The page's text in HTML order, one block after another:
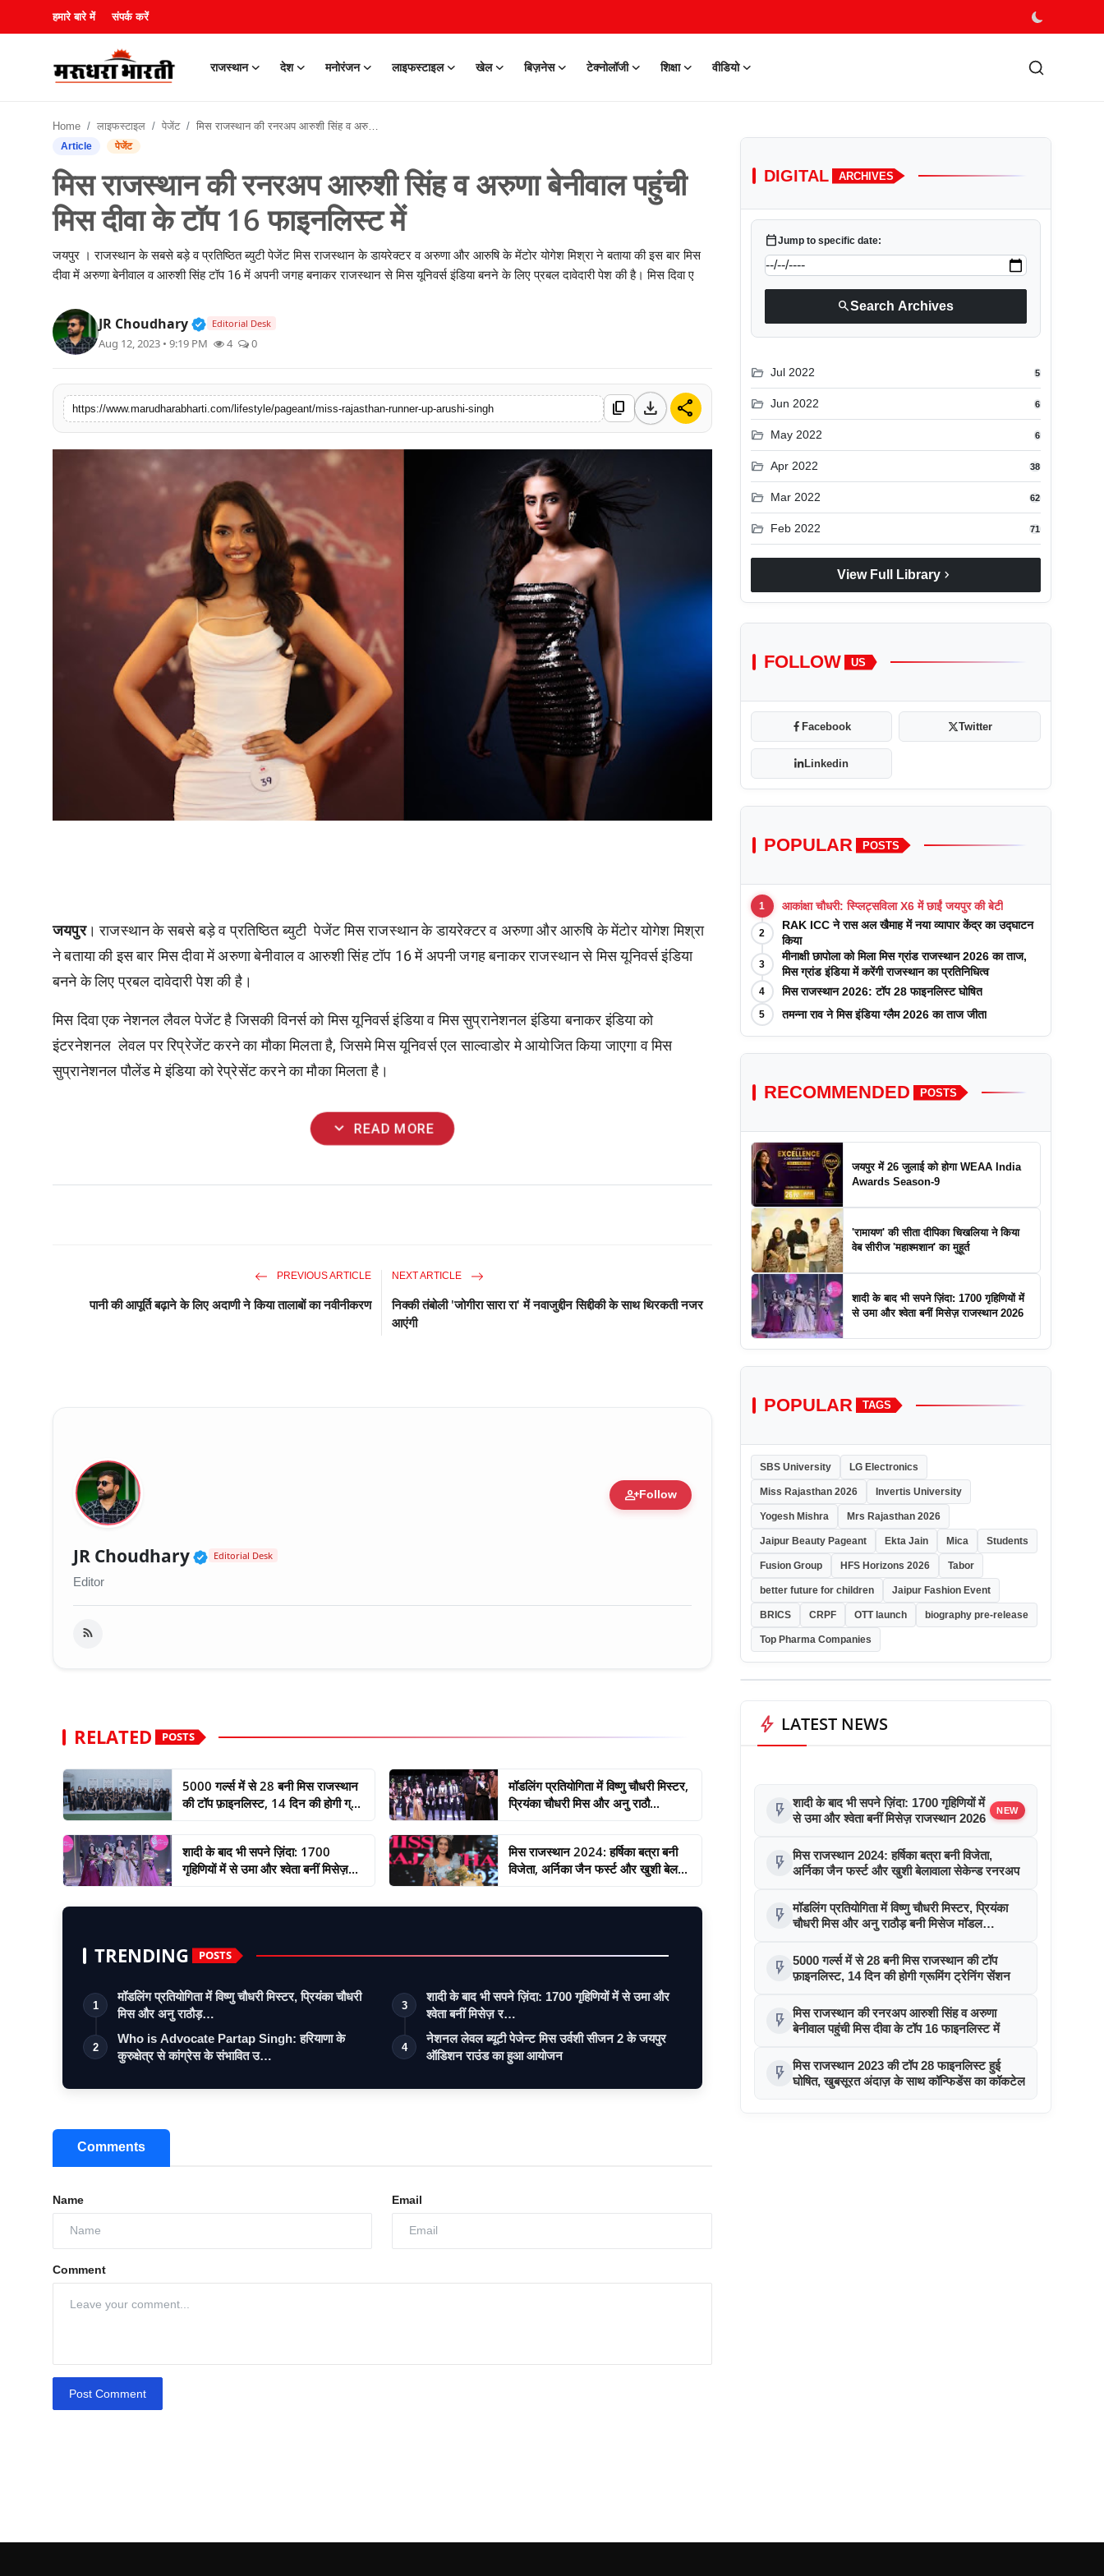
हमारे बारे में संपर्क करें
राजस्थान देश मनोरंजन लाइफस्टाइल खेल बिज़नेस टेक्नोलॉजी शिक्षा वीडियो
लाइफस्टाइल
टेक्नोलॉजी
Home लाइफस्टाइल पेजेंट मिस राजस्थान की रनरअप आरुशी सिंह व अरुणा बेनीवाल पहुंची मिस दीवा के टॉप 16 फाइनलिस्ट में
Article पेजेंट
मिस राजस्थान की रनरअप आरुशी सिंह व अरुणा बेनीवाल पहुंची
मिस दीवा के टॉप 16 फाइनलिस्ट में
जयपुर । राजस्थान के सबसे बड़े व प्रतिष्ठित ब्युटी पेजेंट मिस राजस्थान के डायरेक्टर व अरुणा और आरुषि के मेंटोर योगेश मिश्रा ने बताया की इस बार मिस
दीवा में अरुणा बेनीवाल व आरुशी सिंह टॉप 16 में अपनी जगह बनाकर राजस्थान से मिस यूनिवर्स इंडिया बनने के लिए प्रबल दावेदारी पेश की है। मिस दिवा ए
JR Choudhary Verified Public Figure • 30 Mar, 2026
Editorial Desk
Aug 12, 2023 • 9:19 PM 4 0
https://www.marudharabharti.com/lifestyle/pageant/miss-rajasthan-runner-up-arushi-singh content_copy download share
जयपुर। राजस्थान के सबसे बड़े व प्रतिष्ठित ब्युटी पेजेंट मिस राजस्थान के डायरेक्टर व अरुणा और आरुषि के मेंटोर योगेश मिश्रा
ने बताया की इस बार मिस दीवा में अरुणा बेनीवाल व आरुशी सिंह टॉप 16 में अपनी जगह बनाकर राजस्थान से मिस यूनिवर्स इंडिया
बनने के लिए प्रबल दावेदारी पेश की है।
मिस दिवा एक नेशनल लैवल पेजेंट है जिसकी विनर्स को मिस यूनिवर्स इंडिया व मिस सुप्रानेशनल इंडिया बनाकर इंडिया को
इंटरनेशनल लेवल पर रिप्रेजेंट करने का मौका मिलता है, जिसमे मिस यूनिवर्स एल साल्वाडोर मे आयोजित किया जाएगा व मिस
सुप्रानेशनल पौलेंड मे इंडिया को रेप्रेसेंट करने का मौका मिलता है।
expand_more READ MORE
PREVIOUS ARTICLE
पानी की आपूर्ति बढ़ाने के लिए अदाणी ने किया तालाबों का नवीनीकरण
NEXT ARTICLE
निक्की तंबोली 'जोगीरा सारा रा' में नवाजुद्दीन सिद्दीकी के साथ थिरकती नजर
आएंगी
person_addFollow
JR Choudhary Verified Public Figure • 30 Mar, 2026
Editorial Desk
Editor
RELATED POSTS
5000 गर्ल्स में से 28 बनी मिस राजस्थान
की टॉप फ़ाइनलिस्ट, 14 दिन की होगी ग्...
मॉडलिंग प्रतियोगिता में विष्णु चौधरी मिस्टर,
प्रियंका चौधरी मिस और अनु राठौ...
शादी के बाद भी सपने ज़िंदा: 1700
गृहिणियों में से उमा और श्वेता बनीं मिसेज़...
मिस राजस्थान 2024: हर्षिका बत्रा बनी
विजेता, अर्निका जैन फर्स्ट और खुशी बेल...
TRENDING POSTS
1
मॉडलिंग प्रतियोगिता में विष्णु चौधरी मिस्टर, प्रियंका चौधरी
मिस और अनु राठौड़…
2
Who is Advocate Partap Singh: हरियाणा के
कुरुक्षेत्र से कांग्रेस के संभावित उ…
3
शादी के बाद भी सपने ज़िंदा: 1700 गृहिणियों में से उमा और
श्वेता बनीं मिसेज़ र…
4
नेशनल लेवल ब्यूटी पेजेन्ट मिस उर्वशी सीजन 2 के जयपुर
ऑडिशन राउंड का हुआ आयोजन
Comments
Name Email
Comment
Post Comment
DIGITAL ARCHIVES
calendar_todayJump to specific date:
searchSearch Archives
folder_open Jul 2022 5
folder_open Jun 2022 6
folder_open May 2022 6
folder_open Apr 2022 38
folder_open Mar 2022 62
folder_open Feb 2022 71
View Full Library chevron_right
FOLLOW US
Facebook Twitter
Linkedin
POPULAR POSTS
1 आकांक्षा चौधरी: स्प्लिट्सविला X6 में छाईं जयपुर की बेटी
2
RAK ICC ने रास अल खैमाह में नया व्यापार केंद्र का उद्घाटन
किया
3
मीनाक्षी छापोला को मिला मिस ग्रांड राजस्थान 2026 का ताज,
मिस ग्रांड इंडिया में करेंगी राजस्थान का प्रतिनिधित्व
4 मिस राजस्थान 2026: टॉप 28 फाइनलिस्ट घोषित
5 तमन्ना राव ने मिस इंडिया ग्लैम 2026 का ताज जीता
RECOMMENDED POSTS
जयपुर में 26 जुलाई को होगा WEAA India
Awards Season-9
'रामायण' की सीता दीपिका चिखलिया ने किया
वेब सीरीज 'महाश्मशान' का मुहूर्त
शादी के बाद भी सपने ज़िंदा: 1700 गृहिणियों में
से उमा और श्वेता बनीं मिसेज़ राजस्थान 2026
POPULAR TAGS
SBS University LG Electronics
Miss Rajasthan 2026 Invertis University
Yogesh Mishra Mrs Rajasthan 2026
Jaipur Beauty Pageant Ekta Jain Mica Students
Fusion Group HFS Horizons 2026 Tabor
better future for children Jaipur Fashion Event
BRICS CRPF OTT launch biography pre-release
Top Pharma Companies
bolt LATEST NEWS
flash_on शादी के बाद भी सपने ज़िंदा: 1700 गृहिणियों में
से उमा और श्वेता बनीं मिसेज़ राजस्थान 2026
NEW
flash_on मिस राजस्थान 2024: हर्षिका बत्रा बनी विजेता,
अर्निका जैन फर्स्ट और खुशी बेलावाला सेकेन्ड रनरअप
flash_on मॉडलिंग प्रतियोगिता में विष्णु चौधरी मिस्टर, प्रियंका
चौधरी मिस और अनु राठौड़ बनी मिसेज मॉडल
flash_on 5000 गर्ल्स में से 28 बनी मिस राजस्थान की टॉप
फ़ाइनलिस्ट, 14 दिन की होगी ग्रूमिंग ट्रेनिंग सेंशन
flash_on मिस राजस्थान की रनरअप आरुशी सिंह व अरुणा
बेनीवाल पहुंची मिस दीवा के टॉप 16 फाइनलिस्ट में
flash_on मिस राजस्थान 2023 की टॉप 28 फाइनलिस्ट हुई
घोषित, खुबसूरत अंदाज़ के साथ कॉन्फिडेंस का कॉकटेल